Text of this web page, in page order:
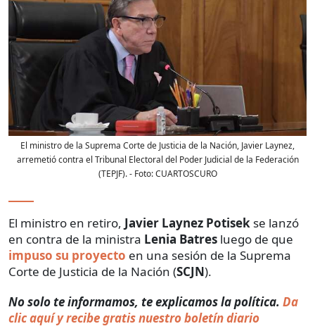
El ministro de la Suprema Corte de Justicia de la Nación, Javier Laynez,
arremetió contra el Tribunal Electoral del Poder Judicial de la Federación
(TEPJF).- Foto:CUARTOSCURO
El ministro en retiro, Javier Laynez Potisek se lanzó
en contra de la ministra Lenia Batres luego de que
impuso su proyecto en una sesión de la Suprema
Corte de Justicia de la Nación (SCJN).
No solo te informamos, te explicamos la política. Da
clic aquí y recibe gratis nuestro boletín diario